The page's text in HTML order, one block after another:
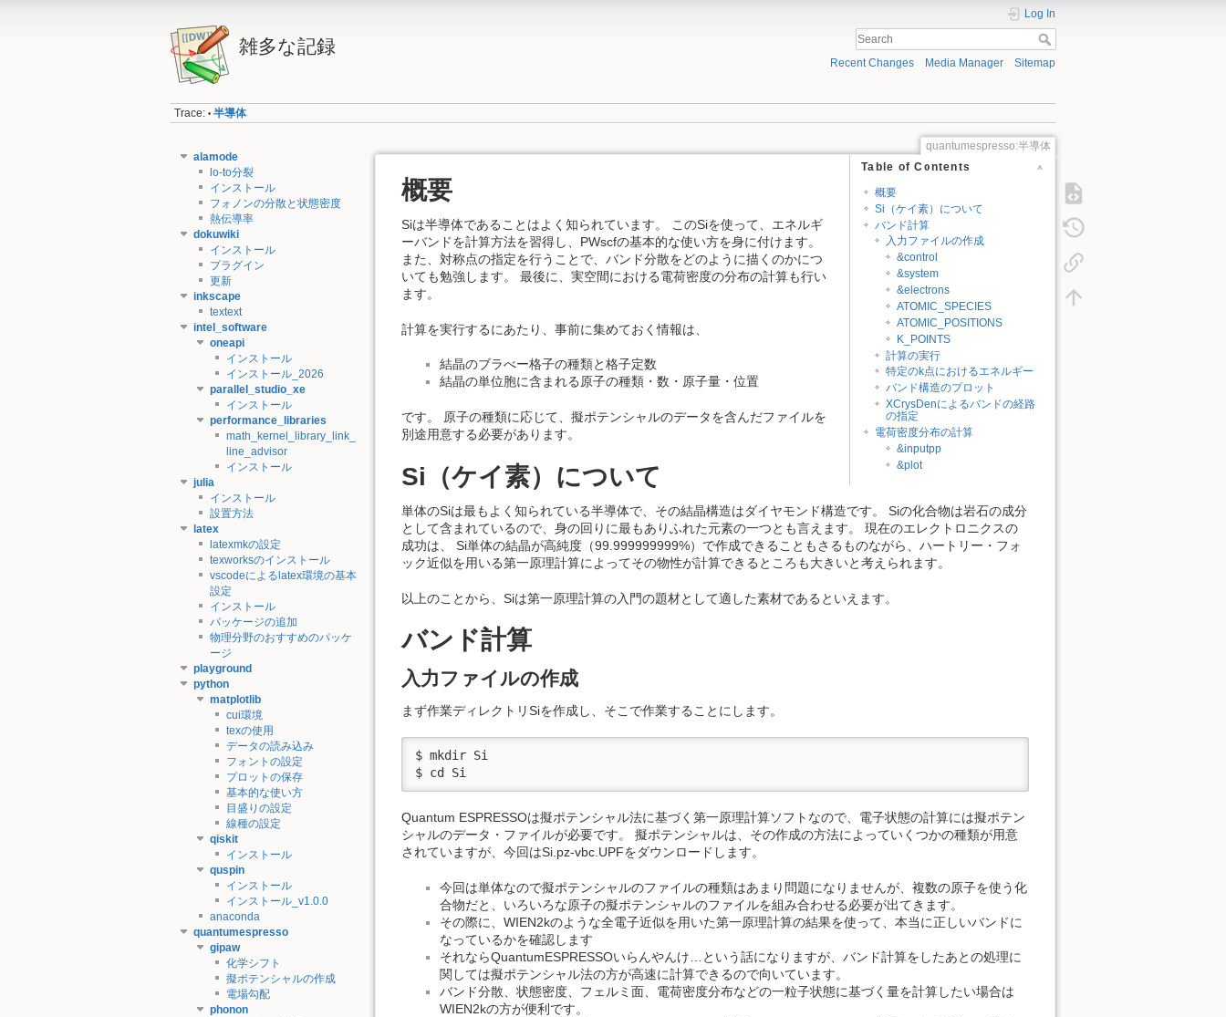
雑多な記録
Log In
Recent Changes Media Manager Sitemap
Trace: • 半導体
alamode
lo-to分裂
インストール
フォノンの分散と状態密度
熱伝導率
dokuwiki
インストール
プラグイン
更新
inkscape
textext
intel_software
oneapi
インストール
インストール_2026
parallel_studio_xe
インストール
performance_libraries
math_kernel_library_link_
line_advisor
インストール
julia
インストール
設置方法
latex
latexmkの設定
texworksのインストール
vscodeによるlatex環境の基本
設定
インストール
パッケージの追加
物理分野のおすすめのパッケ
ージ
playground
python
matplotlib
cui環境
texの使用
データの読み込み
フォントの設定
プロットの保存
基本的な使い方
目盛りの設定
線種の設定
qiskit
インストール
quspin
インストール
インストール_v1.0.0
anaconda
quantumespresso
gipaw
化学シフト
擬ポテンシャルの作成
電場勾配
phonon
quantumespresso:半導体
Table of Contents
概要
Si（ケイ素）について
バンド計算
入力ファイルの作成
&control
&system
&electrons
ATOMIC_SPECIES
ATOMIC_POSITIONS
K_POINTS
計算の実行
特定のk点におけるエネルギー
バンド構造のプロット
XCrysDenによるバンドの経路
の指定
電荷密度分布の計算
&inputpp
&plot
概要
Siは半導体であることはよく知られています。 このSiを使って、エネルギ
ーバンドを計算方法を習得し、PWscfの基本的な使い方を身に付けます。
また、対称点の指定を行うことで、バンド分散をどのように描くのかにつ
いても勉強します。 最後に、実空間における電荷密度の分布の計算も行い
ます。
計算を実行するにあたり、事前に集めておく情報は、
結晶のブラべー格子の種類と格子定数
結晶の単位胞に含まれる原子の種類・数・原子量・位置
です。 原子の種類に応じて、擬ポテンシャルのデータを含んだファイルを
別途用意する必要があります。
Si（ケイ素）について
単体のSiは最もよく知られている半導体で、その結晶構造はダイヤモンド構造です。 Siの化合物は岩石の成分
として含まれているので、身の回りに最もありふれた元素の一つとも言えます。 現在のエレクトロニクスの
成功は、 Si単体の結晶が高純度（99.999999999%）で作成できることもさるものながら、ハートリー・フォ
ック近似を用いる第一原理計算によってその物性が計算できるところも大きいと考えられます。
以上のことから、Siは第一原理計算の入門の題材として適した素材であるといえます。
バンド計算
入力ファイルの作成
まず作業ディレクトリSiを作成し、そこで作業することにします。
$ mkdir Si
$ cd Si
Quantum ESPRESSOは擬ポテンシャル法に基づく第一原理計算ソフトなので、電子状態の計算には擬ポテン
シャルのデータ・ファイルが必要です。 擬ポテンシャルは、その作成の方法によっていくつかの種類が用意
されていますが、今回はSi.pz-vbc.UPFをダウンロードします。
今回は単体なので擬ポテンシャルのファイルの種類はあまり問題になりませんが、複数の原子を使う化
合物だと、いろいろな原子の擬ポテンシャルのファイルを組み合わせる必要が出てきます。
その際に、WIEN2kのような全電子近似を用いた第一原理計算の結果を使って、本当に正しいバンドに
なっているかを確認します
それならQuantumESPRESSOいらんやんけ…という話になりますが、バンド計算をしたあとの処理に
関しては擬ポテンシャル法の方が高速に計算できるので向いています。
バンド分散、状態密度、フェルミ面、電荷密度分布などの一粒子状態に基づく量を計算したい場合は
WIEN2kの方が便利です。